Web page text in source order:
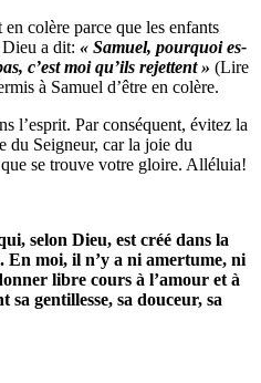
colère parce que les enfants
a dit: « Samuel, pourquoi es-
c’est moi qu’ils rejettent » (Lire
à Samuel d’être en colère.
l’esprit. Par conséquent, évitez la
du Seigneur, car la joie du
se trouve votre gloire. Alléluia!
selon Dieu, est créé dans la
En moi, il n’y a ni amertume, ni
libre cours à l’amour et à
gentillesse, sa douceur, sa